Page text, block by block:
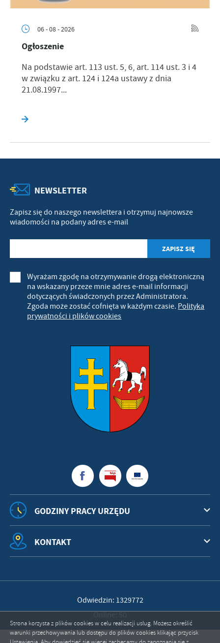
06 - 08 - 2026
Ogłoszenie
Na podstawie art. 113 ust. 5, 6, art. 114 ust. 3 i 4
w związku z art. 124 i 124a ustawy z dnia
21.08.1997...
NEWSLETTER
Zapisz się do naszego newslettera i otrzymuj najnowsze
wiadomości na podany adres e-mail
Wyrażam zgodę na otrzymywanie drogą elektroniczną
na wskazany przeze mnie adres e-mail informacji
dotyczących świadczonych przez Administratora.
Zgoda może zostać cofnięta w każdym czasie. Polityka
prywatności i plików cookies
GODZINY PRACY URZĘDU
KONTAKT
Odwiedzin: 1329772
Strona korzysta z plików cookies w celu realizacji usług. Możesz określić
warunki przechowywania lub dostępu do plików cookies klikając przycisk